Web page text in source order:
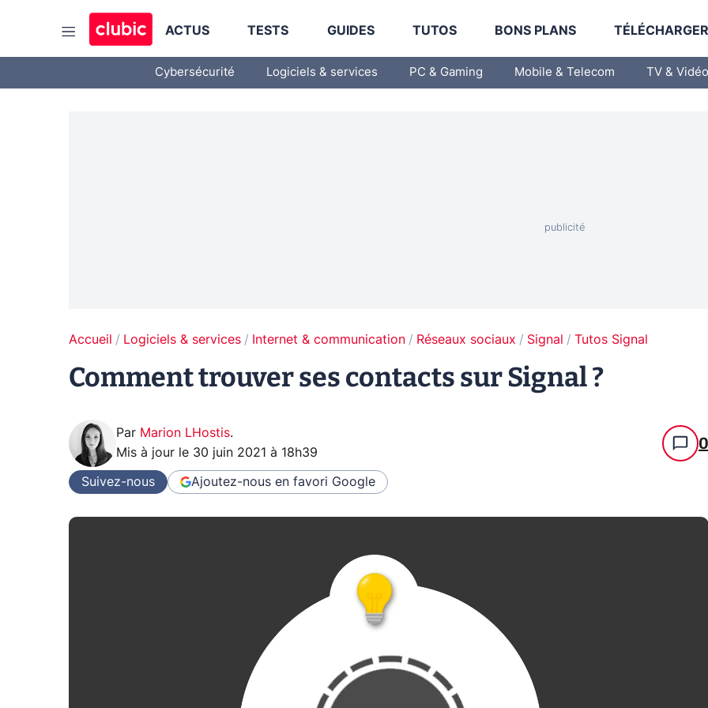
ACTUS TESTS GUIDES TUTOS BONS PLANS
Cybersécurité Logiciels & services PC & Gaming Mobile & Telecom TV & Vidéo
Accueil Logiciels & services Internet & communication Réseaux sociaux Signal Tutos Signal
Comment trouver ses contacts sur Signal ?
Par Marion LHostis.
Mis à jour le 30 juin 2021 à 18h39 0
Suivez-nous Ajoutez-nous en favori Google